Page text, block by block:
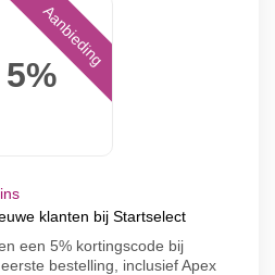
5%
Aanbieding
klanten bij Startselect
een 5% kortingscode bij
bestelling, inclusief Apex